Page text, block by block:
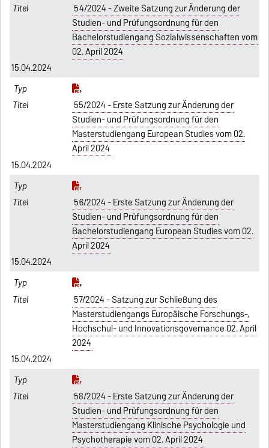
54/2024 - Zweite Satzung zur Änderung der
Studien- und Prüfungsordnung für den
Bachelorstudiengang Sozialwissenschaften vom
02. April 2024
15.04.2024
55/2024 - Erste Satzung zur Änderung der
Studien- und Prüfungsordnung für den
Masterstudiengang European Studies vom 02.
April 2024
15.04.2024
56/2024 - Erste Satzung zur Änderung der
Studien- und Prüfungsordnung für den
Bachelorstudiengang European Studies vom 02.
April 2024
15.04.2024
57/2024 - Satzung zur Schließung des
Masterstudiengangs Europäische Forschungs-,
Hochschul- und Innovationsgovernance 02. April
2024
15.04.2024
58/2024 - Erste Satzung zur Änderung der
Studien- und Prüfungsordnung für den
Masterstudiengang Klinische Psychologie und
Psychotherapie vom 02. April 2024